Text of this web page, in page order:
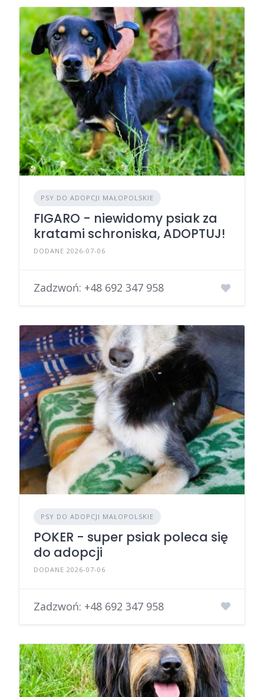
PSY DO ADOPCJI MAŁOPOLSKIE
FIGARO - niewidomy psiak za
kratami schroniska, ADOPTUJ!
DODANE 2026-07-06
Zadzwoń: +48 692 347 958
PSY DO ADOPCJI MAŁOPOLSKIE
POKER - super psiak poleca się
do adopcji
DODANE 2026-07-06
Zadzwoń: +48 692 347 958